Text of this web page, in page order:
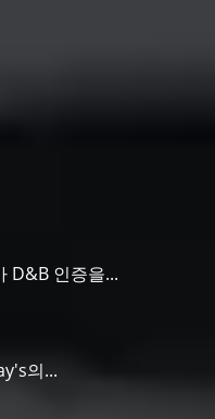
D&B 인증을...
의...